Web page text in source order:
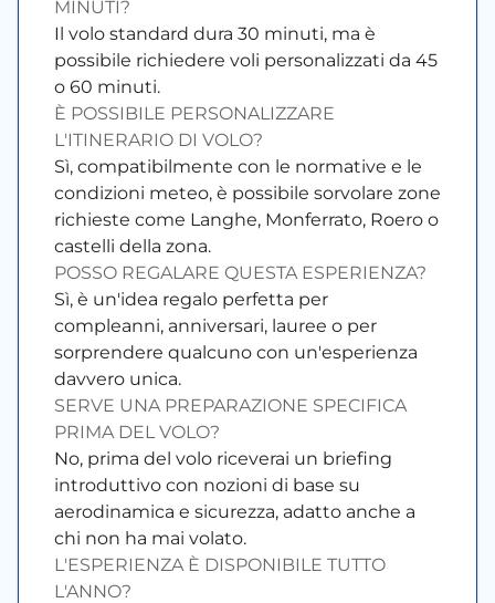
MINUTI?
Il volo standard dura 30 minuti, ma è
possibile richiedere voli personalizzati da 45
o 60 minuti.
È POSSIBILE PERSONALIZZARE
L'ITINERARIO DI VOLO?
Sì, compatibilmente con le normative e le
condizioni meteo, è possibile sorvolare zone
richieste come Langhe, Monferrato, Roero o
castelli della zona.
POSSO REGALARE QUESTA ESPERIENZA?
Sì, è un'idea regalo perfetta per
compleanni, anniversari, lauree o per
sorprendere qualcuno con un'esperienza
davvero unica.
SERVE UNA PREPARAZIONE SPECIFICA
PRIMA DEL VOLO?
No, prima del volo riceverai un briefing
introduttivo con nozioni di base su
aerodinamica e sicurezza, adatto anche a
chi non ha mai volato.
L'ESPERIENZA È DISPONIBILE TUTTO
L'ANNO?